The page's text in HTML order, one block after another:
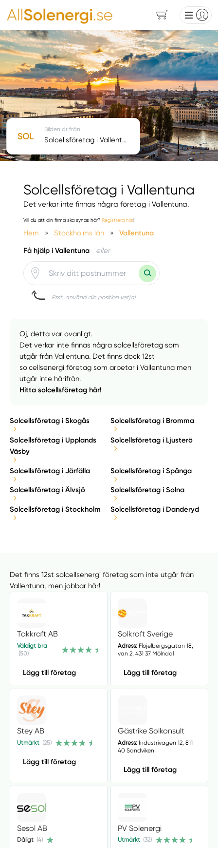
Solcellsföretag i Vallentuna
Det verkar inte finnas några företag i Vallentuna.
Vill du att din firma ska synas här? Registrera här!
Hem » Stockholms län » Vallentuna
Få hjälp i Vallentuna eller
Psst, använd din position vetja!
Bilden är från
Solcellsföretag i Vallentuna
Oj, detta var ovanligt.
Det verkar inte finnas några solcellsföretag som
utgår från Vallentuna. Det finns dock 12st
solcellsenergi företag som arbetar i Vallentuna men
utgår inte härifrån.
Hitta solcellsföretag här!
Solcellsföretag i Skogås Solcellsföretag i Bromma
Solcellsföretag i Upplands
Väsby
Solcellsföretag i Ljusterö
Solcellsföretag i Järfälla Solcellsföretag i Spånga
Solcellsföretag i Älvsjö Solcellsföretag i Solna
Solcellsföretag i Stockholm Solcellsföretag i Danderyd
Det finns 12st solcellsenergi företag som inte utgår från
Vallentuna, men jobbar här!
Takkraft AB
Väldigt bra
(50)
Lägg till företag
Solkraft Sverige
Adress:Flöjelbergsgatan 18,
van 2, 431 37 Mölndal
Lägg till företag
Stey AB
Utmärkt (25)
Lägg till företag
Gästrike Solkonsult
Adress:Industrivägen 12, 811
40 Sandviken
Lägg till företag
Sesol AB
Dåligt (4)
PV Solenergi
Utmärkt (32)